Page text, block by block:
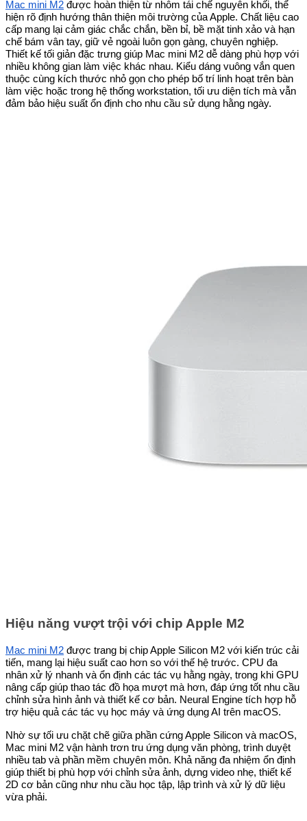
Mac mini M2 được hoàn thiện từ nhôm tái chế nguyên khối, thể
hiện rõ định hướng thân thiện môi trường của Apple. Chất liệu cao
cấp mang lại cảm giác chắc chắn, bền bỉ, bề mặt tinh xảo và hạn
chế bám vân tay, giữ vẻ ngoài luôn gọn gàng, chuyên nghiệp.
Thiết kế tối giản đặc trưng giúp Mac mini M2 dễ dàng phù hợp với
nhiều không gian làm việc khác nhau. Kiểu dáng vuông vắn quen
thuộc cùng kích thước nhỏ gọn cho phép bố trí linh hoạt trên bàn
làm việc hoặc trong hệ thống workstation, tối ưu diện tích mà vẫn
đảm bảo hiệu suất ổn định cho nhu cầu sử dụng hằng ngày.
Hiệu năng vượt trội với chip Apple M2
Mac mini M2 được trang bị chip Apple Silicon M2 với kiến trúc cải
tiến, mang lại hiệu suất cao hơn so với thế hệ trước. CPU đa
nhân xử lý nhanh và ổn định các tác vụ hằng ngày, trong khi GPU
nâng cấp giúp thao tác đồ họa mượt mà hơn, đáp ứng tốt nhu cầu
chỉnh sửa hình ảnh và thiết kế cơ bản. Neural Engine tích hợp hỗ
trợ hiệu quả các tác vụ học máy và ứng dụng AI trên macOS.
Nhờ sự tối ưu chặt chẽ giữa phần cứng Apple Silicon và macOS,
Mac mini M2 vận hành trơn tru ứng dụng văn phòng, trình duyệt
nhiều tab và phần mềm chuyên môn. Khả năng đa nhiệm ổn định
giúp thiết bị phù hợp với chỉnh sửa ảnh, dựng video nhẹ, thiết kế
2D cơ bản cũng như nhu cầu học tập, lập trình và xử lý dữ liệu
vừa phải.